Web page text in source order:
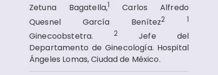
Zetuna Bagatella,1Carlos Alfredo
Quesnel García Benítez2 1
Ginecoobstetra.2 Jefe del
Departamento de Ginecología. Hospital
Ángeles Lomas, Ciudad de México.